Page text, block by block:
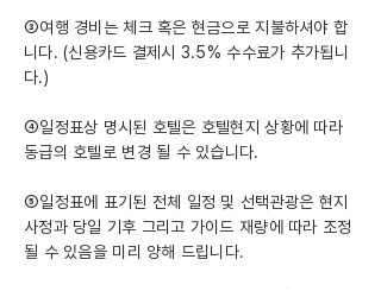
③여행 경비는 체크 혹은 현금으로 지불하셔야 합
니다. (신용카드 결제시 3.5% 수수료가 추가됩니
다.)
④일정표상 명시된 호텔은 호텔현지 상황에 따라
동급의 호텔로 변경 될 수 있습니다.
⑤일정표에 표기된 전체 일정 및 선택관광은 현지
사정과 당일 기후 그리고 가이드 재량에 따라 조정
될 수 있음을 미리 양해 드립니다.